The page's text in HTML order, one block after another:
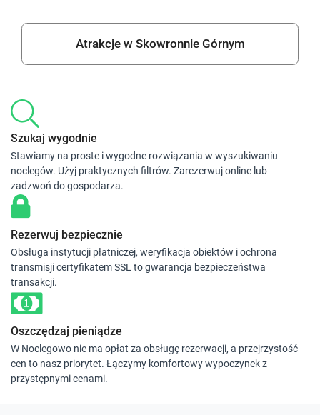
Atrakcje w Skowronnie Górnym
Szukaj wygodnie
Stawiamy na proste i wygodne rozwiązania w wyszukiwaniu
noclegów. Użyj praktycznych filtrów. Zarezerwuj online lub
zadzwoń do gospodarza.
Rezerwuj bezpiecznie
Obsługa instytucji płatniczej, weryfikacja obiektów i ochrona
transmisji certyfikatem SSL to gwarancja bezpieczeństwa
transakcji.
Oszczędzaj pieniądze
W Noclegowo nie ma opłat za obsługę rezerwacji, a przejrzystość
cen to nasz priorytet. Łączymy komfortowy wypoczynek z
przystępnymi cenami.